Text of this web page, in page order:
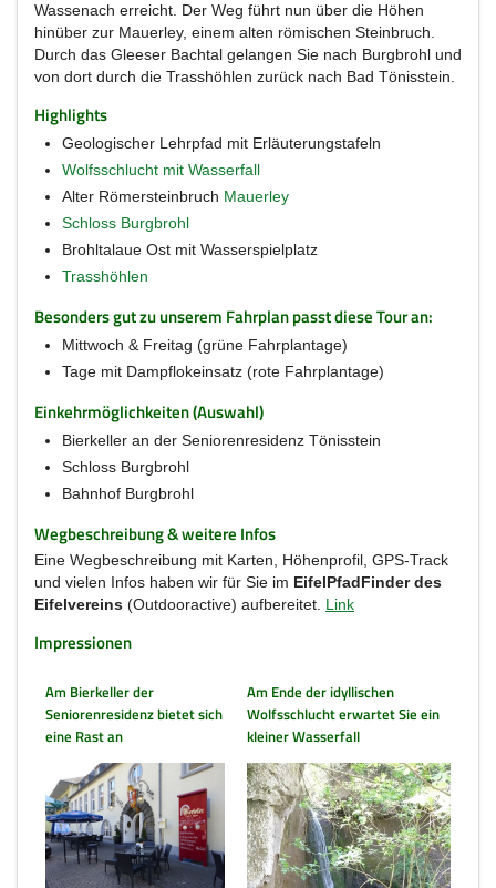
Wassenach erreicht. Der Weg führt nun über die Höhen
hinüber zur Mauerley, einem alten römischen Steinbruch.
Durch das Gleeser Bachtal gelangen Sie nach Burgbrohl und
von dort durch die Trasshöhlen zurück nach Bad Tönisstein.
Highlights
Geologischer Lehrpfad mit Erläuterungstafeln
Wolfsschlucht mit Wasserfall
Alter Römersteinbruch Mauerley
Schloss Burgbrohl
Brohltalaue Ost mit Wasserspielplatz
Trasshöhlen
Besonders gut zu unserem Fahrplan passt diese Tour an:
Mittwoch & Freitag (grüne Fahrplantage)
Tage mit Dampflokeinsatz (rote Fahrplantage)
Einkehrmöglichkeiten (Auswahl)
Bierkeller an der Seniorenresidenz Tönisstein
Schloss Burgbrohl
Bahnhof Burgbrohl
Wegbeschreibung & weitere Infos
Eine Wegbeschreibung mit Karten, Höhenprofil, GPS-Track
und vielen Infos haben wir für Sie im EifelPfadFinder des
Eifelvereins (Outdooractive) aufbereitet. Link
Impressionen
Am Bierkeller der
Seniorenresidenz bietet sich
eine Rast an
Am Ende der idyllischen
Wolfsschlucht erwartet Sie ein
kleiner Wasserfall